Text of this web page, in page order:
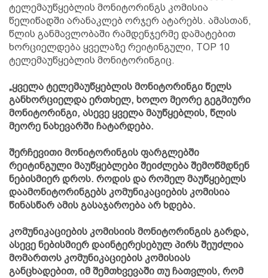
ტელემაუწყებლის მონიტორინგს კომისია
წელიწადში არანაკლებ ორჯერ ატარებს. ამასთან,
წლის განმავლობაში რამდენჯერმე დამატებით
ხორციელდება ყველაზე რეიტინგული, TOP 10
ტელემაუწყებლის მონიტორინგიც.
„ყველა ტელემაუწყებლის მონიტორინგი წელს
განხორციელდა ერთხელ, ხოლო მეორე გეგმიური
მონიტორინგი, ასევე ყველა მაუწყებლის, წლის
მეორე ნახევარში ჩატარდება.
შერჩევითი მონიტორინგის ფარგლებში
რეიტინგული მაუწყებლები შეიძლება შემოწმდნენ
ნებისმიერ დროს. როდის და რომელ მაუწყებელს
დაამონიტორინგებს კომუნიკაციების კომისია
წინასწარ ამის გასაჯაროება არ ხდება.
კომუნიკაციების კომისიის მონიტორინგის გარდა,
ასევე ნებისმიერ დაინტერესებულ პირს შეუძლია
მომართოს კომუნიკაციების კომისიას
განცხადებით, იმ შემთხვევაში თუ ჩათვლის, რომ